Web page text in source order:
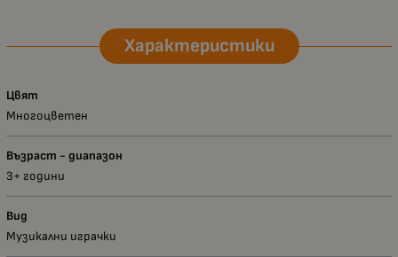
Характеристики
Цвят
Многоцветен
Възраст - диапазон
3+ години
Вид
Музикални играчки